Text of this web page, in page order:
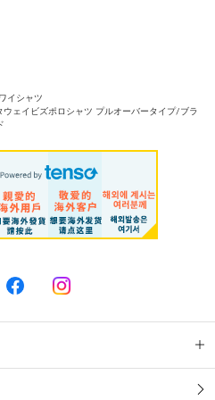
ワイシャツ
ウェイビズポロシャツ プルオーバータイプ/ブラ